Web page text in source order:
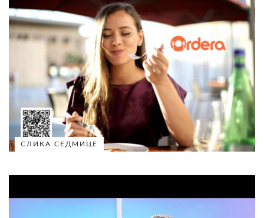
СЛИКА СЕДМИЦЕ